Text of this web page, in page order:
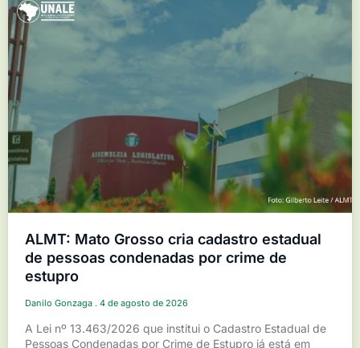
ALMT: Mato Grosso cria cadastro estadual
de pessoas condenadas por crime de
estupro
Danilo Gonzaga 4 de agosto de 2026
A Lei nº 13.463/2026 que institui o Cadastro Estadual de
Pessoas Condenadas por Crime de Estupro já está em